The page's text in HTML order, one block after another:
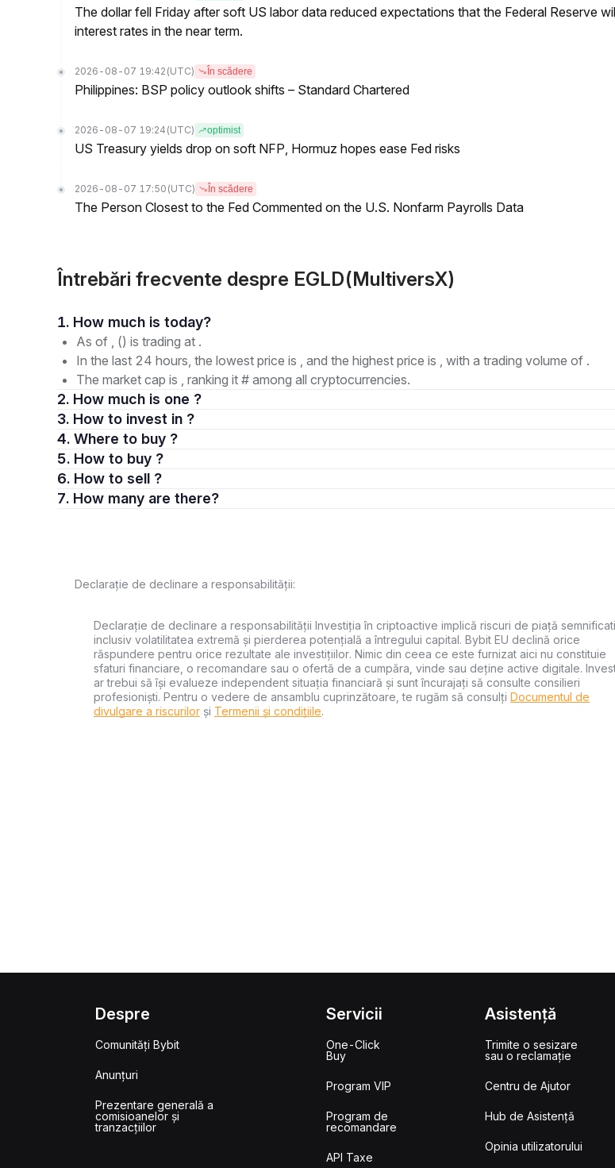
The dollar fell Friday after soft US labor data reduced expectations that the Federal Reserve
interest rates in the near term.
2026-08-07 19:42 (UTC) În scădere
Philippines: BSP policy outlook shifts – Standard Chartered
2026-08-07 19:24 (UTC) optimist
US Treasury yields drop on soft NFP, Hormuz hopes ease Fed risks
2026-08-07 17:50 (UTC) În scădere
The Person Closest to the Fed Commented on the U.S. Nonfarm Payrolls Data
Întrebări frecvente despre EGLD(MultiversX)
1. How much is today?
As of , () is trading at .
In the last 24 hours, the lowest price is , and the highest price is , with a trading volume of .
The market cap is , ranking it # among all cryptocurrencies.
2. How much is one ?
3. How to invest in ?
4. Where to buy ?
5. How to buy ?
6. How to sell ?
7. How many are there?
Declarație de declinare a responsabilității:
Declarație de declinare a responsabilității Investiția în criptoactive implică riscuri de piață
inclusiv volatilitatea extremă și pierderea potențială a întregului capital. Bybit EU declină orice
răspundere pentru orice rezultate ale investițiilor. Nimic din ceea ce este furnizat aici nu constituie
sfaturi financiare, o recomandare sau o ofertă de a cumpăra, vinde sau deține active digitale.
ar trebui să își evalueze independent situația financiară și sunt încurajați să consulte consilieri
profesioniști. Pentru o vedere de ansamblu cuprinzătoare, te rugăm să consulți Documentul de
divulgare a riscurilor și Termenii și condițiile.
Despre
Comunități Bybit
Anunțuri
Prezentare generală a
comisioanelor și
tranzacțiilor
Servicii
One-Click
Buy
Program VIP
Program de
recomandare
API Taxe
Asistență
Trimite o sesizare
sau o reclamație
Centru de Ajutor
Hub de Asistență
Opinia utilizatorului